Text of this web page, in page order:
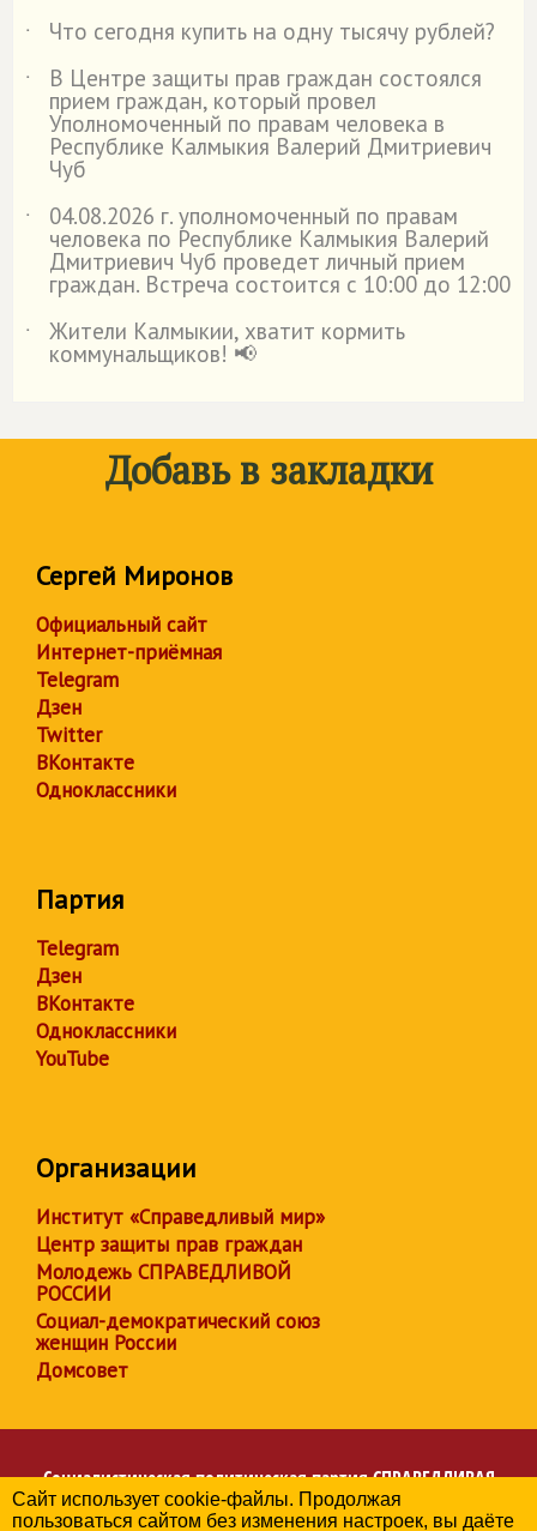
˙
Что сегодня купить на одну тысячу рублей?
˙
В Центре защиты прав граждан состоялся
прием граждан, который провел
Уполномоченный по правам человека в
Республике Калмыкия Валерий Дмитриевич
Чуб
˙
04.08.2026 г. уполномоченный по правам
человека по Республике Калмыкия Валерий
Дмитриевич Чуб проведет личный прием
граждан. Встреча состоится с 10:00 до 12:00
˙
Жители Калмыкии, хватит кормить
коммунальщиков! 📢
Добавь в закладки
Сергей Миронов
Официальный сайт
Интернет-приёмная
Telegram
Дзен
Twitter
ВКонтакте
Одноклассники
Партия
Telegram
Дзен
ВКонтакте
Одноклассники
YouTube
Организации
Институт «Справедливый мир»
Центр защиты прав граждан
Молодежь СПРАВЕДЛИВОЙ
РОССИИ
Социал-демократический союз
женщин России
Домсовет
Социалистическая политическая партияСПРАВЕДЛИВАЯ
РОССИЯ
Сайт использует cookie-файлы. Продолжая
пользоваться сайтом без изменения настроек, вы даёте